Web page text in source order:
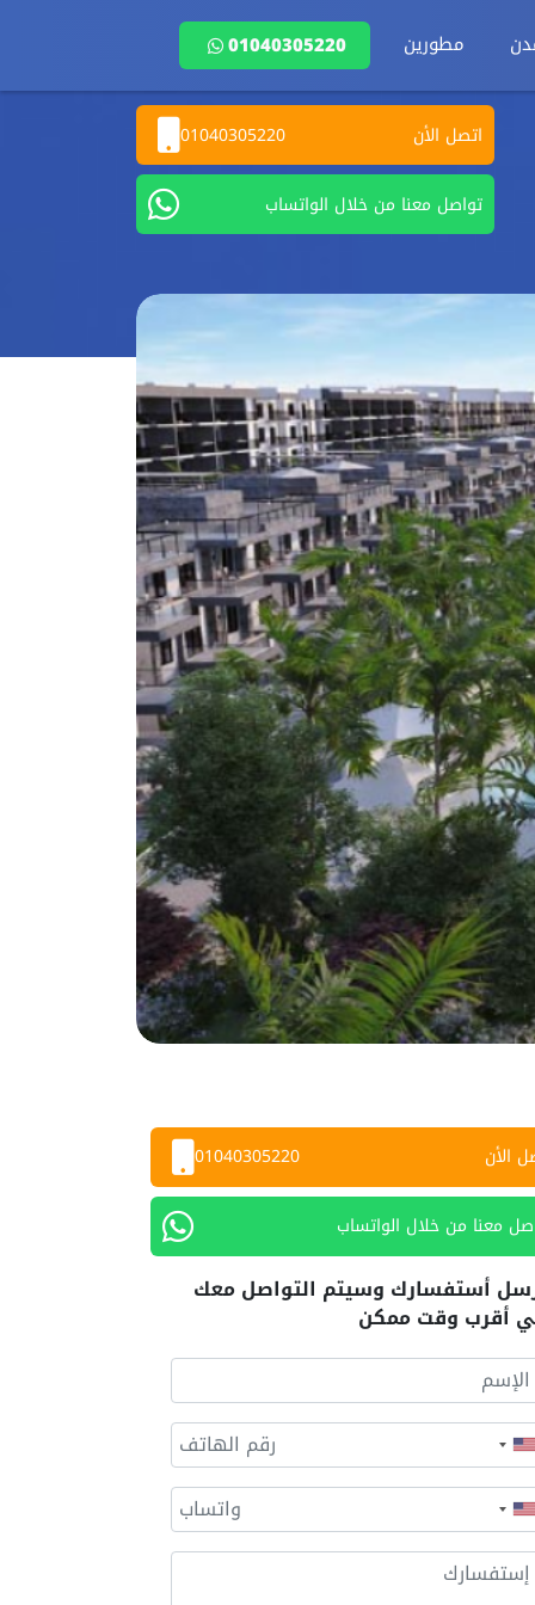
مطورين 01040305220
اتصل الأن 01040305220
تواصل معنا من خلال الواتساب
الأن 01040305220
معنا من خلال الواتساب
أستفسارك وسيتم التواصل معك
أقرب وقت ممكن